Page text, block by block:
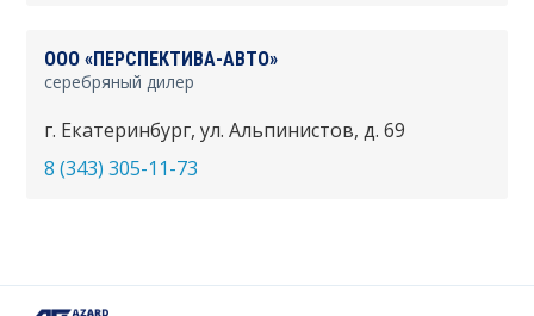
ООО «ПЕРСПЕКТИВА-АВТО»
г. Екатеринбург, ул. Альпинистов, д. 69
8 (343) 305-11-73
серебряный дилер